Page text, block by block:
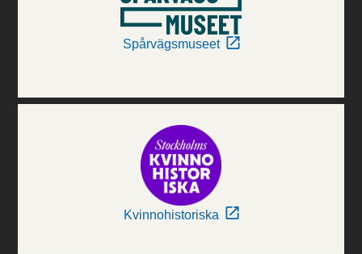
Spårvägsmuseet
Kvinnohistoriska